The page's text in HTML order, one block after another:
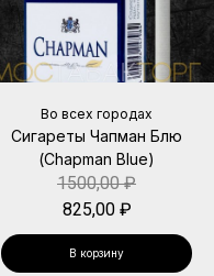
Во всех городах
Сигареты Чапман Блю
(Chapman Blue)
1500,00₽
825,00 ₽
В корзину